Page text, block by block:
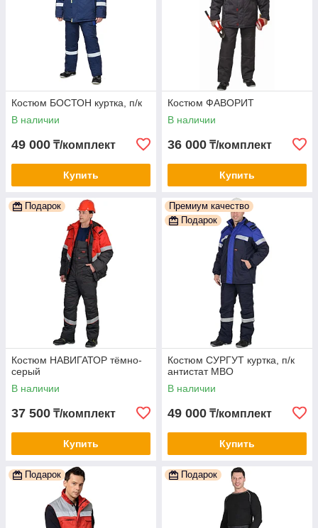
Костюм БОСТОН куртка, п/к
В наличии
49 000 ₸/комплект
Купить
Костюм ФАВОРИТ
В наличии
36 000 ₸/комплект
Купить
Подарок
Костюм НАВИГАТОР тёмно-
серый
В наличии
37 500 ₸/комплект
Купить
Премиум качество
Подарок
Костюм СУРГУТ куртка, п/к
антистат МВО
В наличии
49 000 ₸/комплект
Купить
Подарок Подарок